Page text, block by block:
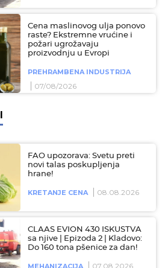
Cena maslinovog ulja ponovo
raste? Ekstremne vrućine i
požari ugrožavaju
proizvodnju u Evropi
PREHRAMBENA INDUSTRIJA
07/08/2026
FAO upozorava: Svetu preti
novi talas poskupljenja
hrane!
KRETANJE CENA 08.08.2026
CLAAS EVION 430 ISKUSTVA
sa njive | Epizoda 2 | Kladovo:
Do 160 tona pšenice za dan!
MEHANIZACIJA 07.08.2026